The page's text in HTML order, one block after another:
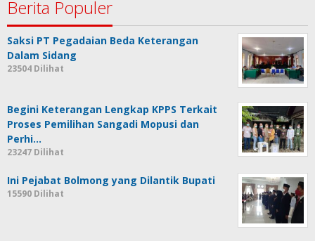
Berita Populer
Saksi PT Pegadaian Beda Keterangan
Dalam Sidang
23504 Dilihat
Begini Keterangan Lengkap KPPS Terkait
Proses Pemilihan Sangadi Mopusi dan
Perhi…
23247 Dilihat
Ini Pejabat Bolmong yang Dilantik Bupati
15590 Dilihat